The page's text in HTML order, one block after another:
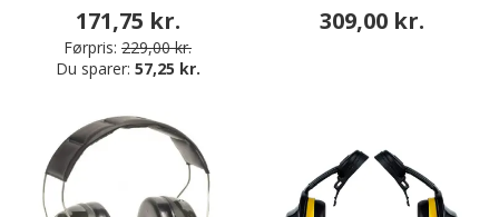
171,75 kr.
Førpris: 229,00 kr.
Du sparer: 57,25 kr.
309,00 kr.